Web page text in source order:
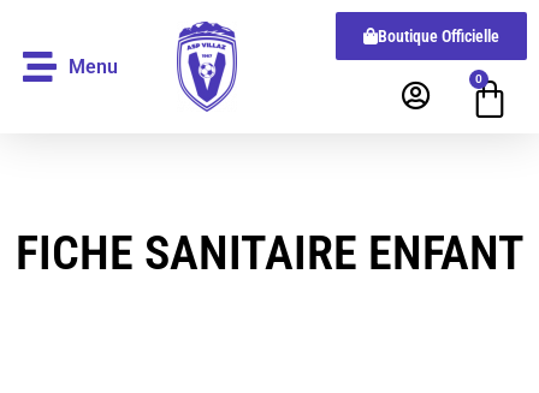
Menu
Boutique Officielle
0
FICHE SANITAIRE ENFANT